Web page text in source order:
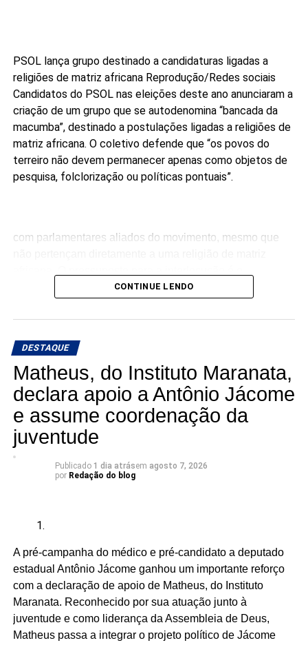
PSOL lança grupo destinado a candidaturas ligadas a
religiões de matriz africana Reprodução/Redes sociais
Candidatos do PSOL nas eleições deste ano anunciaram a
criação de um grupo que se autodenomina “bancada da
macumba”, destinado a postulações ligadas a religiões de
matriz africana. O coletivo defende que “os povos do
terreiro não devem permanecer apenas como objetos de
pesquisa, folclorização ou políticas pontuais”.
com parlamentares aliados do movimento, mesmo que
compromisso público com a agenda da articulação.
“Ninguém pode falar melhor por nós do que nós mesmos.
ocupando os parlamentos, continuaremos sendo
lembrados apenas em momentos pontuais”, dizem os
candidatos à Câmara.
A articulação reúne seis candidatos à Câmara dos
Deputados:
Wesley Mendes (BA)
Mãe Bernadete de Oxóssi (BA)
Ariane Magalhães (RJ)
CONTINUE LENDO
DESTAQUE
Matheus, do Instituto Maranata,
declara apoio a Antônio Jácome
e assume coordenação da
juventude
Publicado 1 dia atrásem agosto 7, 2026
por Redação do blog
A pré-campanha do médico e pré-candidato a deputado
estadual Antônio Jácome ganhou um importante reforço
com a declaração de apoio de Matheus, do Instituto
Maranata. Reconhecido por sua atuação junto à
juventude e como liderança da Assembleia de Deus,
Matheus passa a integrar o projeto político de Jácome